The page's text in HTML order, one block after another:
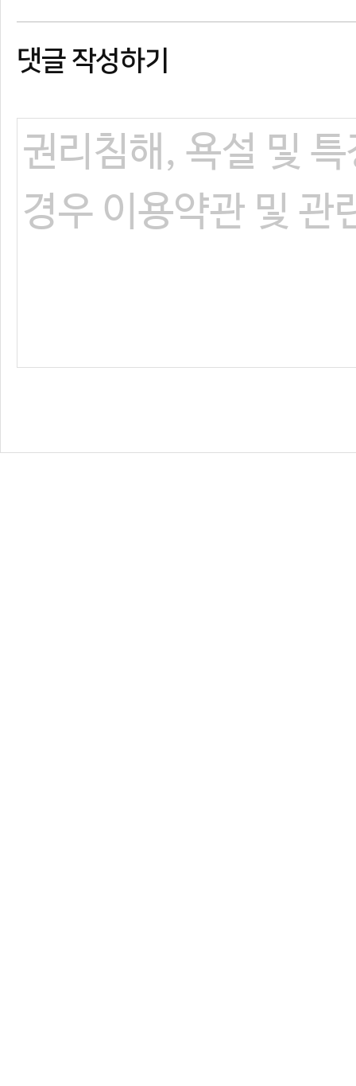
댓글 작성하기